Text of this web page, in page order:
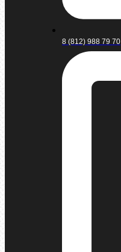
8 (812) 988 79 70